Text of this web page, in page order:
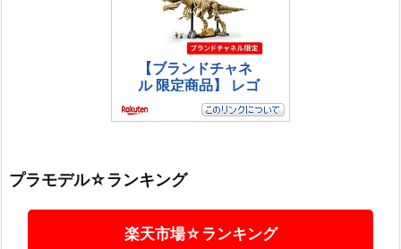
プラモデル☆ランキング
楽天市場☆ランキング